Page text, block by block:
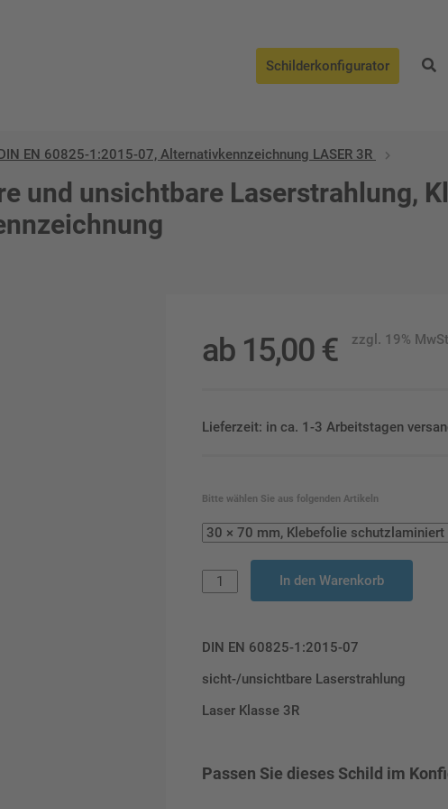
Schilderkonfigurator
EN 60825-1:2015-07, Alternativkennzeichnung LASER 3R
und unsichtbare Laserstrahlung,
ab 15,00 € zzgl. 19%
Lieferzeit: in ca. 1-3 Arbeitstagen
Bitte wählen Sie aus folgenden Artikeln
In den Warenkorb
DIN EN 60825-1:2015-07
sicht-/unsichtbare Laserstrahlung
Laser Klasse 3R
Passen Sie dieses Schild im